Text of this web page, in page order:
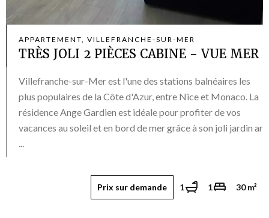
APPARTEMENT, VILLEFRANCHE-SUR-MER
TRÈS JOLI 2 PIÈCES CABINE - VUE MER
Villefranche-sur-Mer est l'une des stations balnéaires les
plus populaires de la Côte d'Azur, entre Nice et Monaco. La
résidence Ange Gardien est idéale pour profiter de vos
vacances au soleil et en bord de mer grâce à son joli jardin ar
...
30 m²
1
1
Prix sur demande